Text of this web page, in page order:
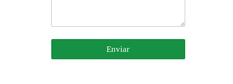
Enviar